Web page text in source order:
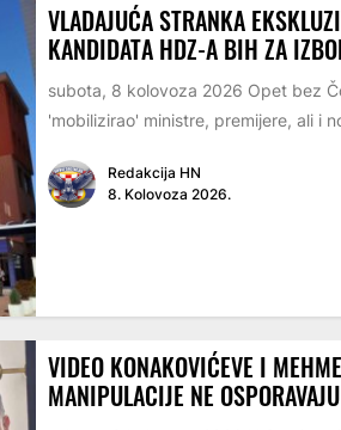
VLADAJUĆA STRANKA
KANDIDATA HDZ-A BIH ZA
subota, 8 kolovoza 2026 Opet bez
'mobilizirao' ministre, premijere, ali i
Redakcija HN
8. Kolovoza 2026.
VIDEO KONAKOVIĆEVE I
MANIPULACIJE NE